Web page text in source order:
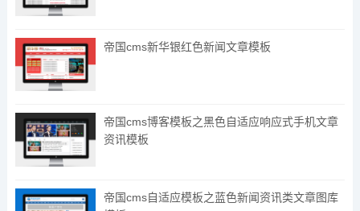
帝国cms新华银红色新闻文章模板
帝国cms博客模板之黑色自适应响应式手机文章
资讯模板
帝国cms自适应模板之蓝色新闻资讯类文章图库